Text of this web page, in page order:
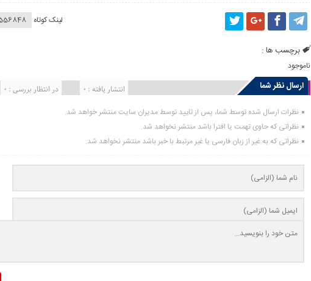
لینک کوتاه
برچسب ها :
ناموجود
ارسال نظر شما در انتظار بررسی : 0 انتشار یافته : 0
نظرات ارسال شده توسط شما، پس از تایید توسط مدیران سایت منتشر خواهد شد.
نظراتی که حاوی تهمت یا افترا باشد منتشر نخواهد شد.
نظراتی که به غیر از زبان فارسی یا غیر مرتبط با خبر باشد منتشر نخواهد شد.